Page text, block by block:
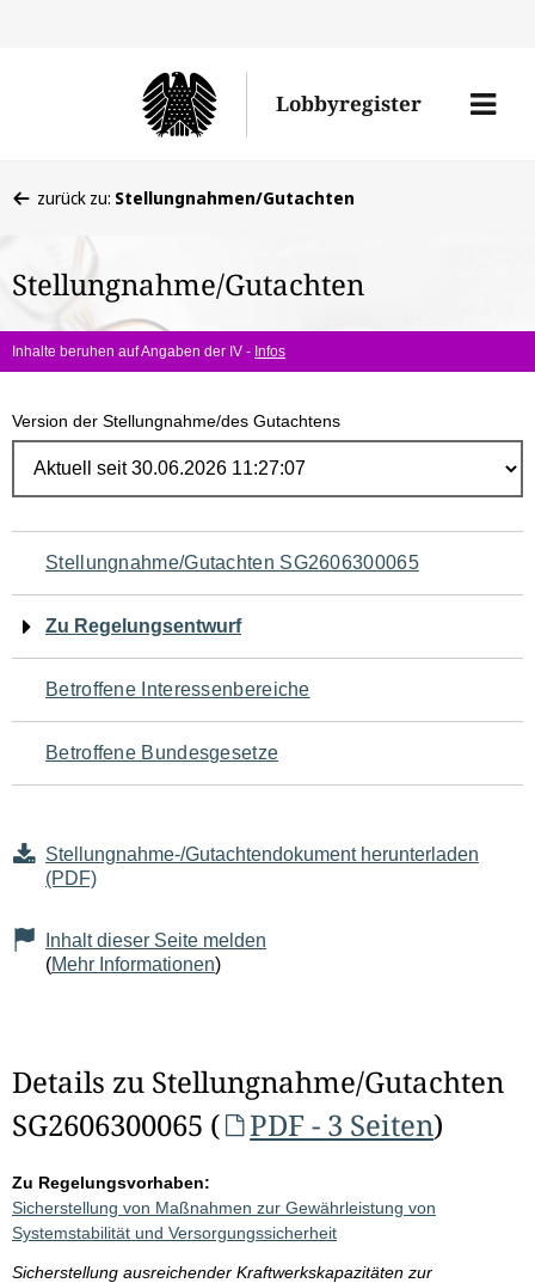
Lobbyregister
Menü
befinden
hier:
zurück zu: Stellungnahmen/Gutachten
Stellungnahme/Gutachten
Inhalte beruhen auf Angaben der IV - Infos
Version der Stellungnahme/des Gutachtens
Navigation
für
den
Seiteninhalt
Stellungnahme/Gutachten SG2606300065
Zu Regelungsentwurf
Betroffene Interessenbereiche
Betroffene Bundesgesetze
Stellungnahme-/Gutachtendokument herunterladen
(PDF)
Inhalt dieser Seite melden
(Mehr Informationen)
Details zu Stellungnahme/Gutachten
SG2606300065 (
PDF - 3 Seiten)
Zu Regelungsvorhaben:
Sicherstellung von Maßnahmen zur Gewährleistung von
Systemstabilität und Versorgungssicherheit
Sicherstellung ausreichender Kraftwerkskapazitäten zur